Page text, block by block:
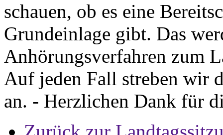
schauen, ob es eine
Grundeinlage gibt. Das
Anhörungsverfahren zum
Auf jeden Fall streben wir
an. - Herzlichen Dank für